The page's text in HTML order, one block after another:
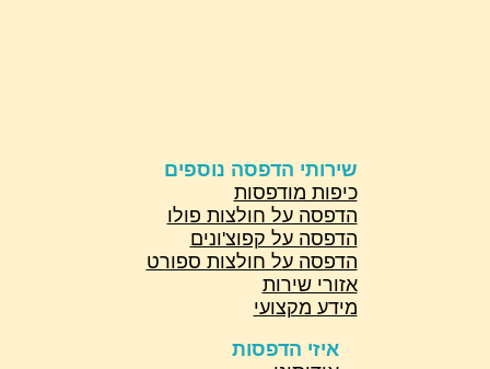
שירותי הדפסה נוספים
כיפות מודפסות
הדפסה על חולצות פולו
הדפסה על קפוצ'ונים
הדפסה על חולצות ספורט
אזורי שירות
מידע מקצועי
איזי הדפסות